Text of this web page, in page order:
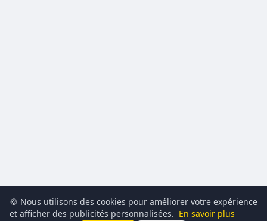
🍪 Nous utilisons des cookies pour améliorer votre expérience
et afficher des publicités personnalisées. En savoir plus